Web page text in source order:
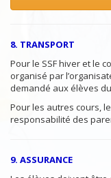
8. TRANSPORT
Pour le SSF hiver et le
organisé par
demandé aux élèves
Pour les autres cours,
responsabilité des
9. ASSURANCE